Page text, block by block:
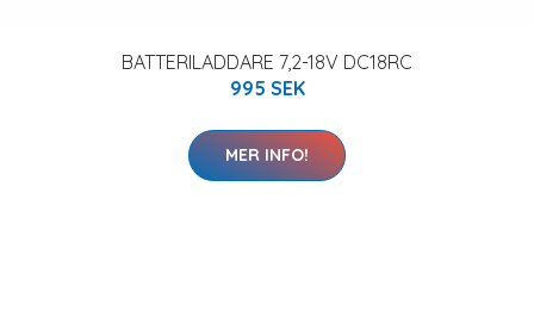
BATTERILADDARE 7,2-18V DC18RC
995 SEK
MER INFO!